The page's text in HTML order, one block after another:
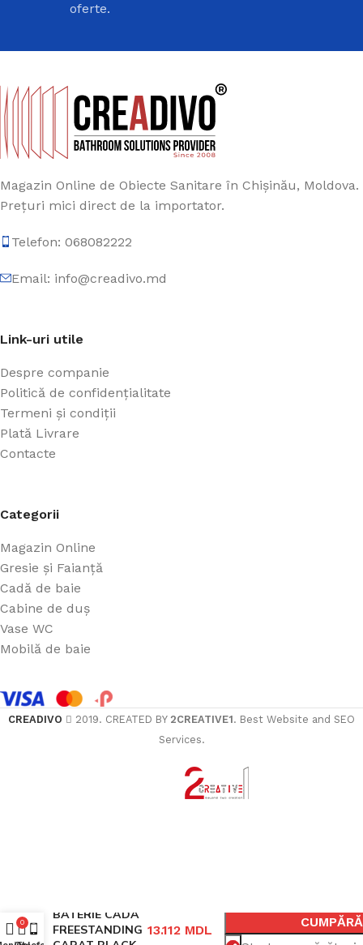
oferte.
Magazin Online de Obiecte Sanitare în Chișinău, Moldova.
Prețuri mici direct de la importator.
Telefon: 068082222
Email: info@creadivo.md
Link-uri utile
Despre companie
Politică de confidențialitate
Termeni și condiții
Plată Livrare
Contacte
Categorii
Magazin Online
Gresie și Faianță
Cadă de baie
Cabine de duș
Vase WC
Mobilă de baie
CREADIVO 2019. CREATED BY 2CREATIVE1. Best Website and SEO
Services.
BATERIE CADA
FREESTANDING 13.112 MDL
CUMPĂRĂ
0